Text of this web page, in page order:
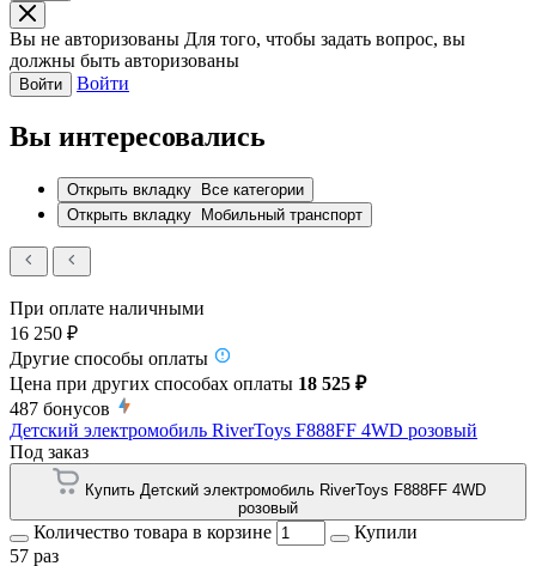
Вы не авторизованы Для того, чтобы задать вопрос, вы
должны быть авторизованы
Войти Войти
Вы интересовались
Открыть вкладку
Все категории
Открыть вкладку
Мобильный транспорт
При оплате наличными
16 250 ₽
Другие способы оплаты
Цена при других способах оплаты 18 525 ₽
487 бонусов
Детский электромобиль RiverToys F888FF 4WD розовый
Под заказ
Купить Детский электромобиль RiverToys F888FF 4WD
розовый
Количество товара в корзине
Купили
57 раз